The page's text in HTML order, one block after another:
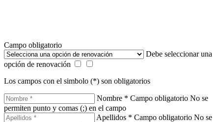
Campo obligatorio
Debe seleccionar una
opción de renovación
Los campos con el simbolo (*) son obligatorios
Nombre * Campo obligatorio No se
permiten punto y comas (;) en el campo
Apellidos * Campo obligatorio No se